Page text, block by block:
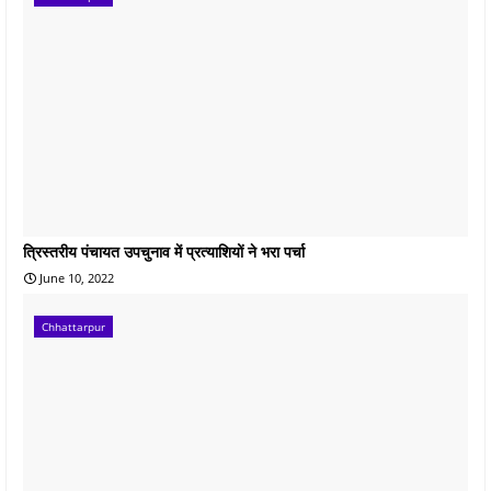
त्रिस्तरीय पंचायत उपचुनाव में प्रत्याशियों ने भरा पर्चा
June 10, 2022
Chhattarpur